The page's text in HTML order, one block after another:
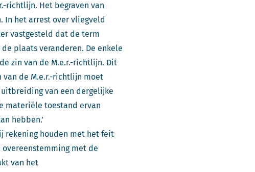
richtlijn. Het begraven van
In het arrest over vliegveld
vastgesteld dat de term
plaats veranderen. De enkele
zin van de M.e.r.-richtlijn. Dit
de M.e.r.-richtlijn moet
van een dergelijke
materiële toestand ervan
hebben.’
rekening houden met het feit
met de
van het